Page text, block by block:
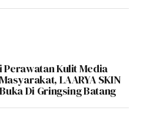
Perawatan Kulit Media
LAARYA SKIN
Di Gringsing Batang